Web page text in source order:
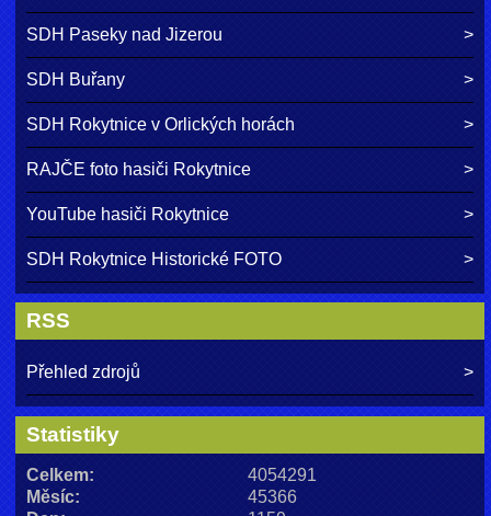
SDH Paseky nad Jizerou
SDH Buřany
SDH Rokytnice v Orlických horách
RAJČE foto hasiči Rokytnice
YouTube hasiči Rokytnice
SDH Rokytnice Historické FOTO
RSS
Přehled zdrojů
Statistiky
Celkem:
4054291
Měsíc:
45366